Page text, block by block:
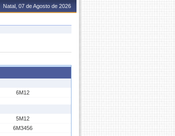
Natal, 07 de Agosto de 2026
6M12
5M12
6M3456